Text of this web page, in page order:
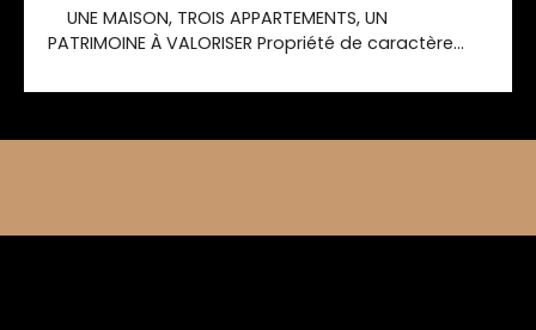
UNE MAISON, TROIS APPARTEMENTS, UN
PATRIMOINE À VALORISER Propriété de caractère
Briançon Résidence familiale • Investissement
multiples possibilités Chez Vous, Votre Agence